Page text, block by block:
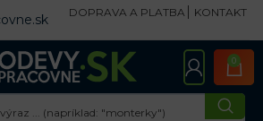
DOPRAVA A PLATBA KONTAKT
0